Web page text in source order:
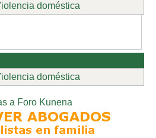
doméstica
doméstica
a Foro Kunena